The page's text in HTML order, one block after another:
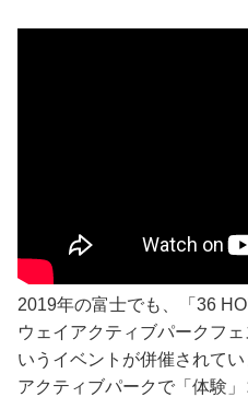
2019年の富士でも、「36
ウェイアクティブパークフ
いうイベントが併催されて
アクティブパークで「体験